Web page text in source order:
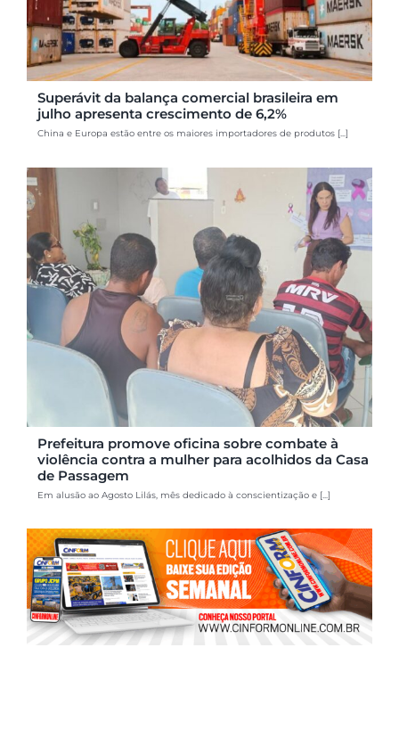
Superávit da balança comercial brasileira em
julho apresenta crescimento de 6,2%
China e Europa estão entre os maiores importadores de produtos [...]
Prefeitura promove oficina sobre combate à
violência contra a mulher para acolhidos da Casa
de Passagem
Em alusão ao Agosto Lilás, mês dedicado à conscientização e [...]